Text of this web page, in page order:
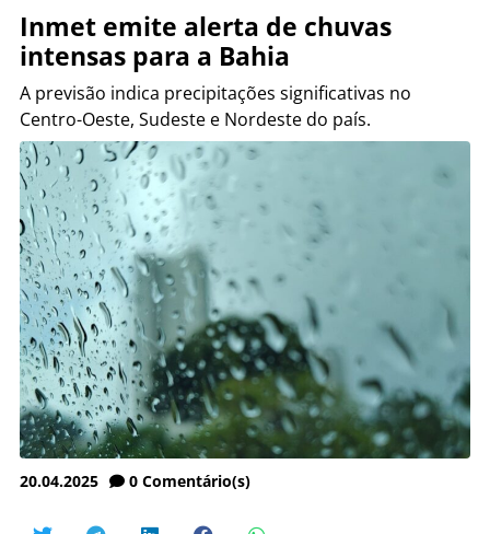
Inmet emite alerta de chuvas
intensas para a Bahia
A previsão indica precipitações significativas no
Centro-Oeste, Sudeste e Nordeste do país.
20.04.2025 0 Comentário(s)